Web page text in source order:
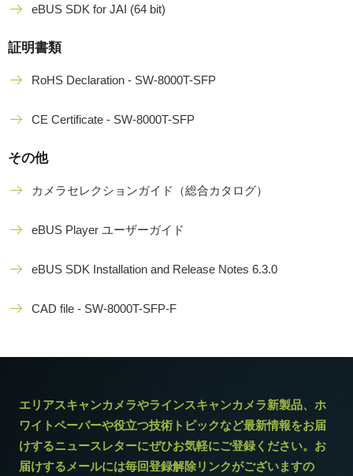
eBUS SDK for JAI (64 bit)
証明書類
RoHS Declaration - SW-8000T-SFP
CE Certificate - SW-8000T-SFP
その他
カメラセレクションガイド（総合カタログ）
eBUS Player ユーザーガイド
eBUS SDK Installation and Release Notes 6.3.0
CAD file - SW-8000T-SFP-F
エリアスキャンカメラやラインスキャンカメラ新製品、ホ
ワイトペーパーや役立つ技術トピックなど最新情報をお届
けするニュースレターにぜひお気軽にご登録ください。お
届けするメールには毎回登録解除リンクがございますの